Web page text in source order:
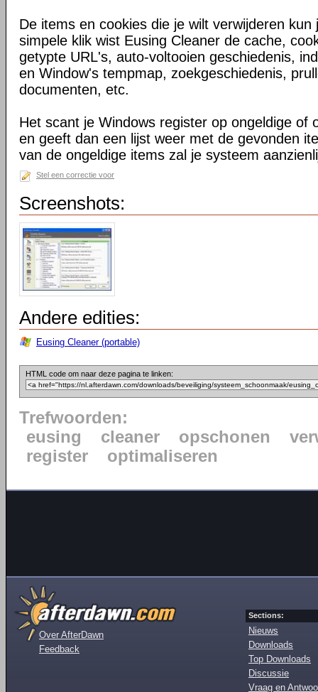
De items en cookies die je wilt verwijderen
simpele klik wist Eusing Cleaner de cache,
getypte URL's, auto-voltooien geschiedenis,
en Window's tempmap, zoekgeschiedenis,
documenten, etc.
Het scant je Windows register op ongeldige of
en geeft dan een lijst weer met de gevonden
van de ongeldige items zal je systeem
Stel een correctie voor
Screenshots:
Andere edities:
Eusing Cleaner (portable)
HTML code om naar deze pagina te linken:
Trefwoorden:
eusing
cleaner opschonen
register
optimaliseren
Over AfterDawn
Feedback
Sections:
Nieuws
Downloads
Top Downloads
Discussie
Vraag en